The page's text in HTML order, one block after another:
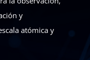
y
atómica y